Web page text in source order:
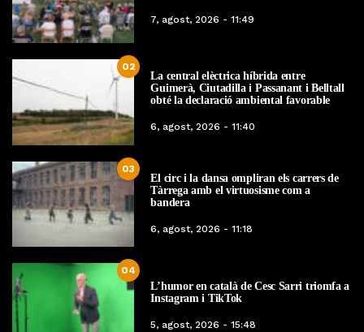
7, agost, 2026 - 11:49
02
La central elèctrica híbrida entre
Guimerà, Ciutadilla i Passanant i Belltall
obté la declaració ambiental favorable
6, agost, 2026 - 11:40
03
El circ i la dansa ompliran els carrers de
Tàrrega amb el virtuosisme com a
bandera
6, agost, 2026 - 11:18
04
L’humor en català de Cesc Sarri triomfa a
Instagram i TikTok
5, agost, 2026 - 15:48